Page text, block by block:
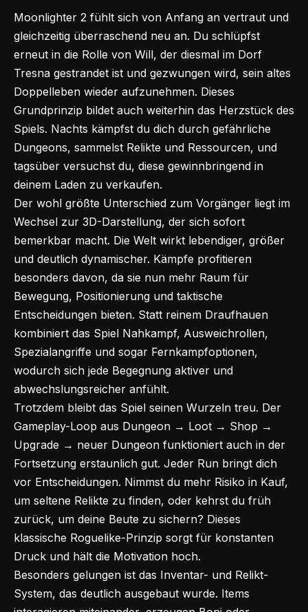
Moonlighter 2 fühlt sich von Anfang an vertraut und
gleichzeitig überraschend neu an. Du schlüpfst
erneut in die Rolle von Will, der diesmal im Dorf
Tresna gestrandet ist und gezwungen wird, sein altes
Doppelleben wieder aufzunehmen. Dieses
Grundprinzip bildet auch weiterhin das Herzstück des
Spiels. Nachts kämpfst du dich durch gefährliche
Dungeons, sammelst Relikte und Ressourcen, und
tagsüber versuchst du, diese gewinnbringend in
deinem Laden zu verkaufen.
Der wohl größte Unterschied zum Vorgänger liegt im
Wechsel zur 3D-Darstellung, der sich sofort
bemerkbar macht. Die Welt wirkt lebendiger, größer
und deutlich dynamischer. Kämpfe profitieren
besonders davon, da sie nun mehr Raum für
Bewegung, Positionierung und taktische
Entscheidungen bieten. Statt reinem Draufhauen
kombiniert das Spiel Nahkampf, Ausweichrollen,
Spezialangriffe und sogar Fernkampfoptionen,
wodurch sich jede Begegnung aktiver und
abwechslungsreicher anfühlt.
Trotzdem bleibt das Spiel seinen Wurzeln treu. Der
Gameplay-Loop aus Dungeon → Loot → Shop →
Upgrade → neuer Dungeon funktioniert auch in der
Fortsetzung erstaunlich gut. Jeder Run bringt dich
vor Entscheidungen. Nimmst du mehr Risiko in Kauf,
um seltene Relikte zu finden, oder kehrst du früh
zurück, um deine Beute zu sichern? Dieses
klassische Roguelike-Prinzip sorgt für konstanten
Druck und hält die Motivation hoch.
Besonders gelungen ist das Inventar- und Relikt-
System, das deutlich ausgebaut wurde. Items